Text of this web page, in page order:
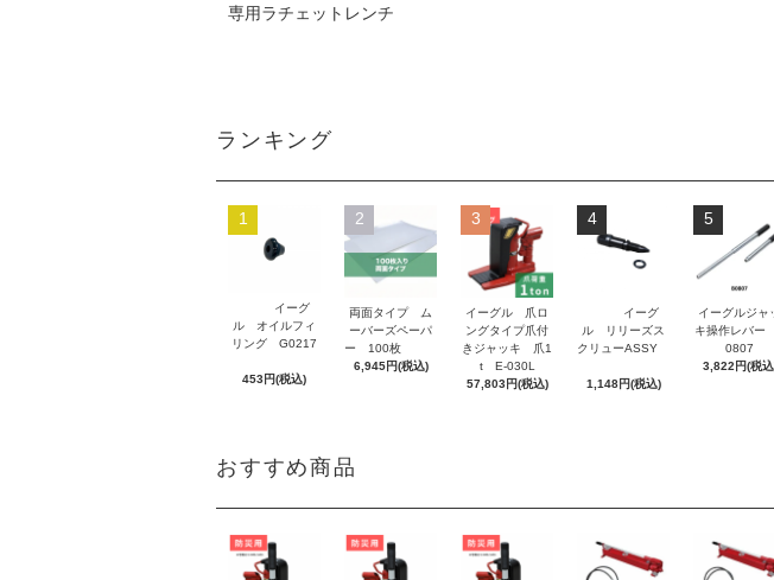
専用ラチェットレンチ
ランキング
1
イーグ
ル オイルフィ
リング G0217
453円(税込)
2
両面タイプ ム
ーバーズペーパ
ー 100枚
6,945円(税込)
3
イーグル 爪ロ
ングタイプ爪付
きジャッキ 爪1
t E-030L
57,803円(税込)
4
イーグ
ル リリーズス
クリューASSY
1,148円(税込)
5
イーグルジャ
キ操作レバ
0807
3,822円(税
おすすめ商品